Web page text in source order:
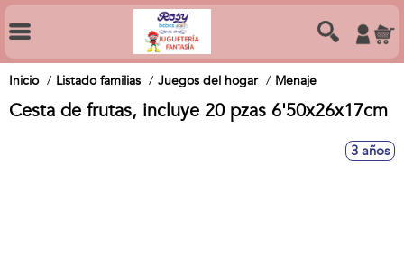
Inicio Listado familias Juegos del hogar Menaje
Cesta de frutas, incluye 20 pzas 6'50x26x17cm
3 años